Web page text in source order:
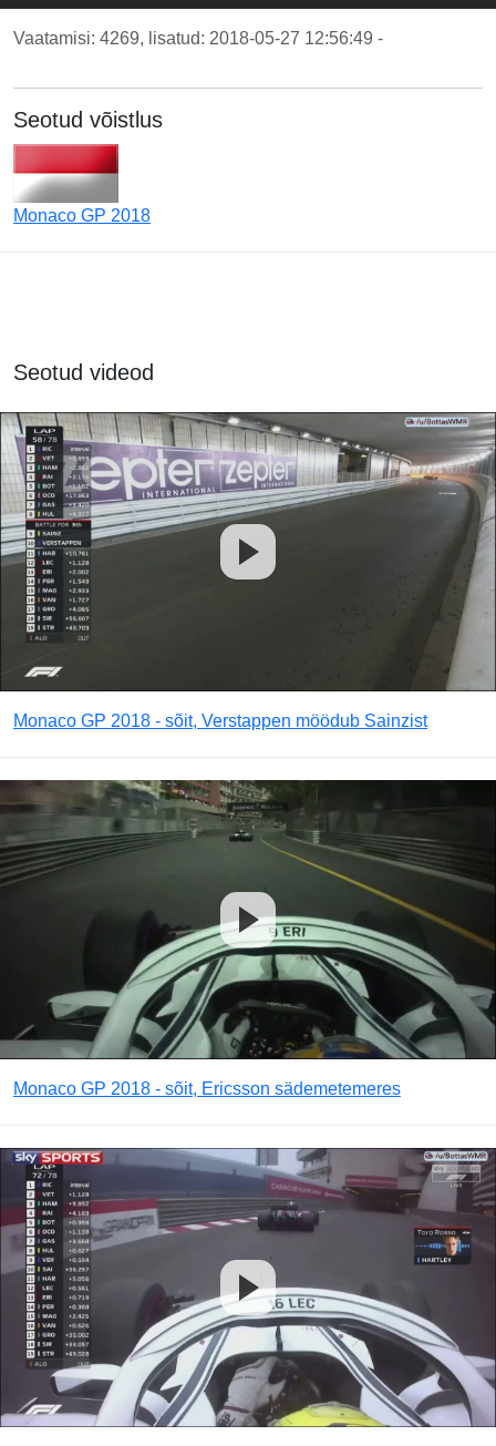
Vaatamisi: 4269, lisatud: 2018-05-27 12:56:49 -
Seotud võistlus
Monaco GP 2018
Seotud videod
Monaco GP 2018 - sõit, Verstappen möödub Sainzist
Monaco GP 2018 - sõit, Ericsson sädemetemeres